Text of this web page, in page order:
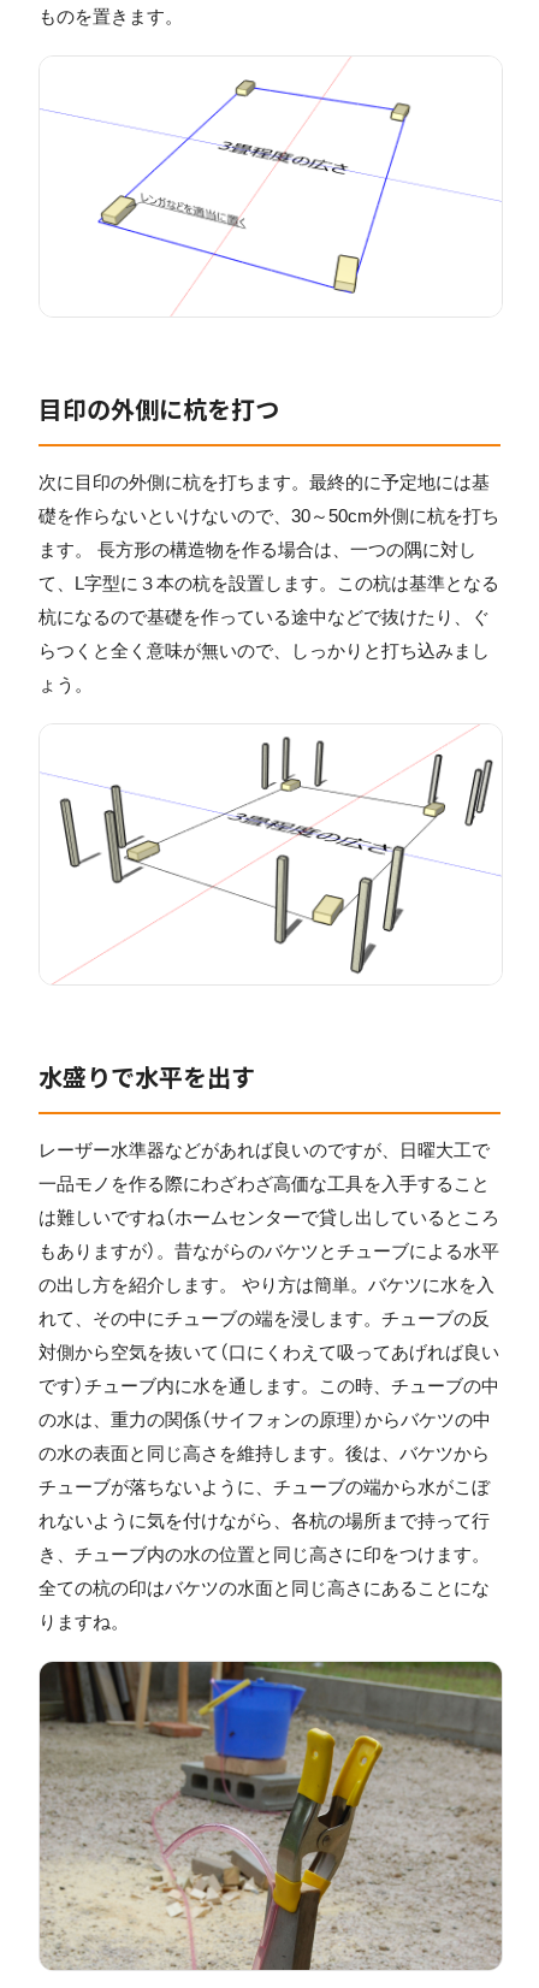
ものを置きます。
目印の外側に杭を打つ
次に目印の外側に杭を打ちます。最終的に予定地には基
礎を作らないといけないので、30～50cm外側に杭を打ち
ます。 長方形の構造物を作る場合は、一つの隅に対し
て、L字型に３本の杭を設置します。この杭は基準となる
杭になるので基礎を作っている途中などで抜けたり、ぐ
らつくと全く意味が無いので、しっかりと打ち込みまし
ょう。
水盛りで水平を出す
レーザー水準器などがあれば良いのですが、日曜大工で
一品モノを作る際にわざわざ高価な工具を入手すること
は難しいですね（ホームセンターで貸し出しているところ
もありますが）。昔ながらのバケツとチューブによる水平
の出し方を紹介します。 やり方は簡単。バケツに水を入
れて、その中にチューブの端を浸します。チューブの反
対側から空気を抜いて（口にくわえて吸ってあげれば良い
です）チューブ内に水を通します。この時、チューブの中
の水は、重力の関係（サイフォンの原理）からバケツの中
の水の表面と同じ高さを維持します。後は、バケツから
チューブが落ちないように、チューブの端から水がこぼ
れないように気を付けながら、各杭の場所まで持って行
き、チューブ内の水の位置と同じ高さに印をつけます。
全ての杭の印はバケツの水面と同じ高さにあることにな
りますね。